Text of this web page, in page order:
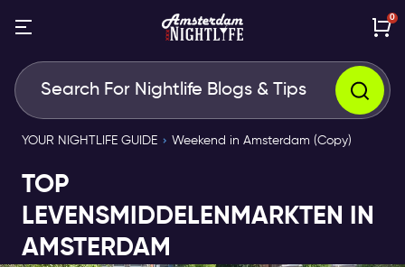
0
YOUR NIGHTLIFE GUIDE Weekend in Amsterdam (Copy)
TOP
LEVENSMIDDELENMARKTEN IN
AMSTERDAM